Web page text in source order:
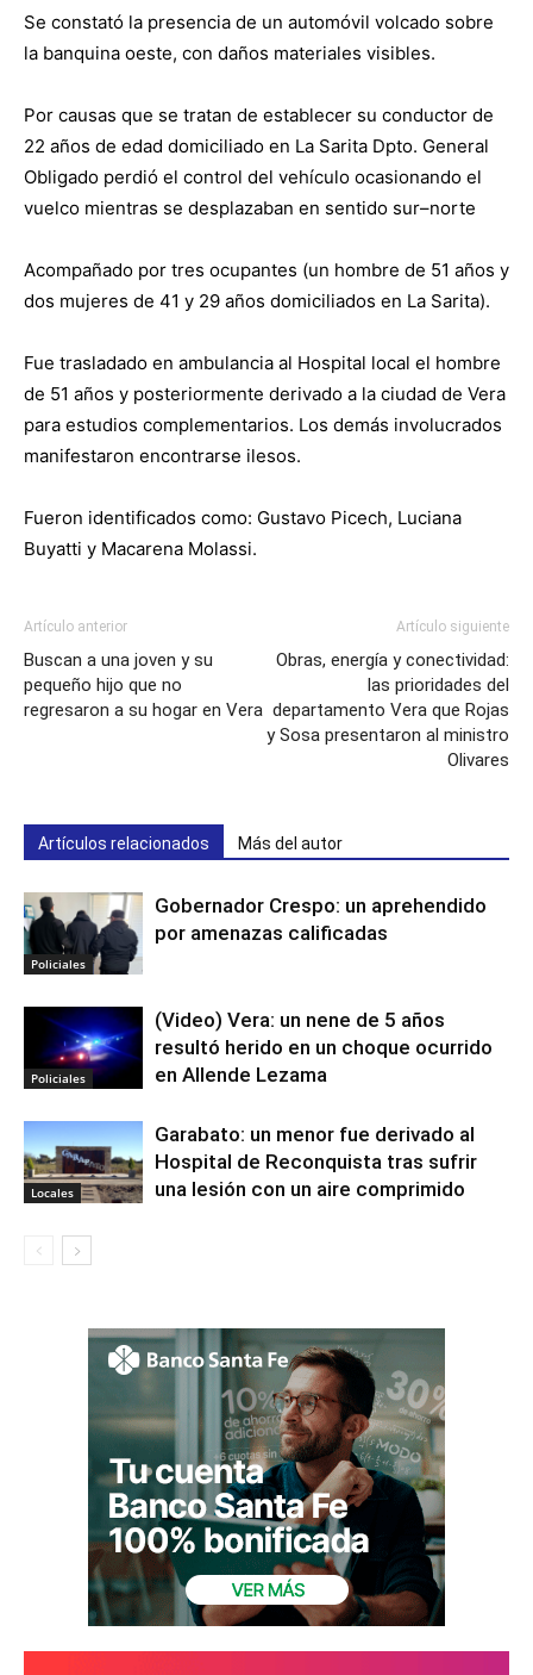
Se constató la presencia de un automóvil volcado sobre
la banquina oeste, con daños materiales visibles.
Por causas que se tratan de establecer su conductor de
22 años de edad domiciliado en La Sarita Dpto. General
Obligado perdió el control del vehículo ocasionando el
vuelco mientras se desplazaban en sentido sur–norte
Acompañado por tres ocupantes (un hombre de 51 años y
dos mujeres de 41 y 29 años domiciliados en La Sarita).
Fue trasladado en ambulancia al Hospital local el hombre
de 51 años y posteriormente derivado a la ciudad de Vera
para estudios complementarios. Los demás involucrados
manifestaron encontrarse ilesos.
Fueron identificados como: Gustavo Picech, Luciana
Buyatti y Macarena Molassi.
Artículo anterior
Buscan a una joven y su
pequeño hijo que no
regresaron a su hogar en Vera
Artículo siguiente
Obras, energía y conectividad:
las prioridades del
departamento Vera que Rojas
y Sosa presentaron al ministro
Olivares
Artículos relacionados Más del autor
Policiales
Gobernador Crespo: un aprehendido
por amenazas calificadas
Policiales
(Video) Vera: un nene de 5 años
resultó herido en un choque ocurrido
en Allende Lezama
Locales
Garabato: un menor fue derivado al
Hospital de Reconquista tras sufrir
una lesión con un aire comprimido